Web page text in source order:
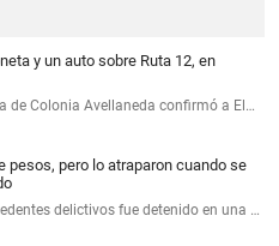
y un auto sobre Ruta 12, en
de Colonia Avellaneda confirmó a El…
pesos, pero lo atraparon cuando se
delictivos fue detenido en una …